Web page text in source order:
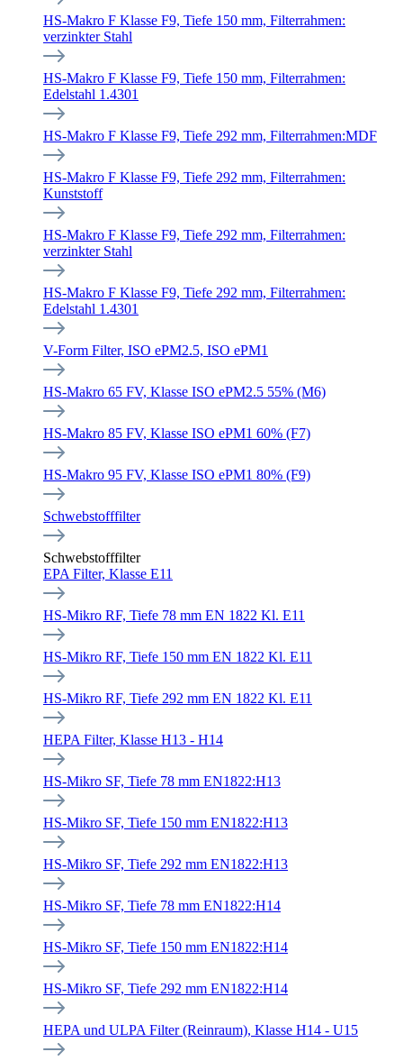
HS-Makro F Klasse F9, Tiefe 150 mm, Filterrahmen:
verzinkter Stahl
HS-Makro F Klasse F9, Tiefe 150 mm, Filterrahmen:
Edelstahl 1.4301
HS-Makro F Klasse F9, Tiefe 292 mm, Filterrahmen:MDF
HS-Makro F Klasse F9, Tiefe 292 mm, Filterrahmen:
Kunststoff
HS-Makro F Klasse F9, Tiefe 292 mm, Filterrahmen:
verzinkter Stahl
HS-Makro F Klasse F9, Tiefe 292 mm, Filterrahmen:
Edelstahl 1.4301
V-Form Filter, ISO ePM2.5, ISO ePM1
HS-Makro 65 FV, Klasse ISO ePM2.5 55% (M6)
HS-Makro 85 FV, Klasse ISO ePM1 60% (F7)
HS-Makro 95 FV, Klasse ISO ePM1 80% (F9)
Schwebstofffilter
Schwebstofffilter
EPA Filter, Klasse E11
HS-Mikro RF, Tiefe 78 mm EN 1822 Kl. E11
HS-Mikro RF, Tiefe 150 mm EN 1822 Kl. E11
HS-Mikro RF, Tiefe 292 mm EN 1822 Kl. E11
HEPA Filter, Klasse H13 - H14
HS-Mikro SF, Tiefe 78 mm EN1822:H13
HS-Mikro SF, Tiefe 150 mm EN1822:H13
HS-Mikro SF, Tiefe 292 mm EN1822:H13
HS-Mikro SF, Tiefe 78 mm EN1822:H14
HS-Mikro SF, Tiefe 150 mm EN1822:H14
HS-Mikro SF, Tiefe 292 mm EN1822:H14
HEPA und ULPA Filter (Reinraum), Klasse H14 - U15